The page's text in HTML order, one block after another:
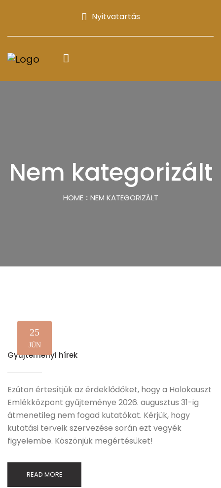
Nyitvatartás
Nem kategorizált
HOME NEM KATEGORIZÁLT
25
JÚN
Gyűjteményi hírek
Ezúton értesítjük az érdeklődőket, hogy a Holokauszt
Emlékközpont gyűjteménye 2026. augusztus 31-ig
átmenetileg nem fogad kutatókat. Kérjük, hogy
kutatási terveik szervezése során ezt vegyék
figyelembe. Köszönjük megértésüket!
READ MORE